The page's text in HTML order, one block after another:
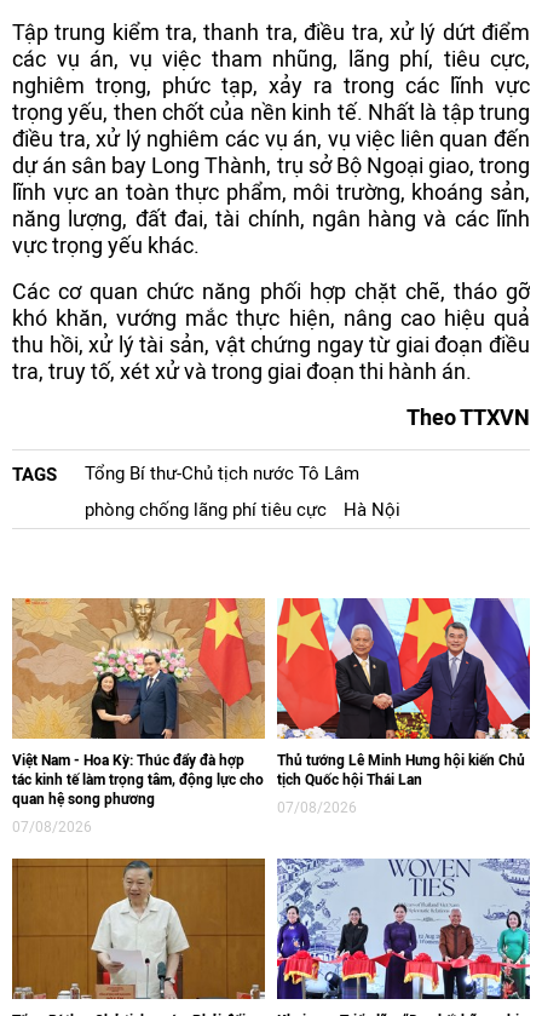
Tập trung kiểm tra, thanh tra, điều tra, xử lý dứt điểm
các vụ án, vụ việc tham nhũng, lãng phí, tiêu cực,
nghiêm trọng, phức tạp, xảy ra trong các lĩnh vực
trọng yếu, then chốt của nền kinh tế. Nhất là tập trung
điều tra, xử lý nghiêm các vụ án, vụ việc liên quan đến
dự án sân bay Long Thành, trụ sở Bộ Ngoại giao, trong
lĩnh vực an toàn thực phẩm, môi trường, khoáng sản,
năng lượng, đất đai, tài chính, ngân hàng và các lĩnh
vực trọng yếu khác.
Các cơ quan chức năng phối hợp chặt chẽ, tháo gỡ
khó khăn, vướng mắc thực hiện, nâng cao hiệu quả
thu hồi, xử lý tài sản, vật chứng ngay từ giai đoạn điều
tra, truy tố, xét xử và trong giai đoạn thi hành án.
Theo TTXVN
TAGS
Tổng Bí thư-Chủ tịch nước Tô Lâm
phòng chống lãng phí tiêu cực
Hà Nội
Việt Nam - Hoa Kỳ: Thúc đẩy đà hợp
tác kinh tế làm trọng tâm, động lực cho
quan hệ song phương
07/08/2026
Thủ tướng Lê Minh Hưng hội kiến Chủ
tịch Quốc hội Thái Lan
07/08/2026